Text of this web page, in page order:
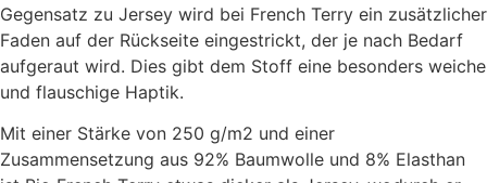
Gegensatz zu Jersey wird bei French Terry ein zusätzlicher
Faden auf der Rückseite eingestrickt, der je nach Bedarf
aufgeraut wird. Dies gibt dem Stoff eine besonders weiche
und flauschige Haptik.
Mit einer Stärke von 250 g/m2 und einer
Zusammensetzung aus 92% Baumwolle und 8% Elasthan